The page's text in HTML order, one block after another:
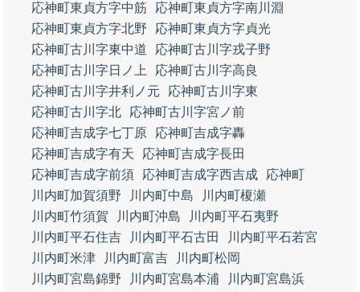
応神町東貞方字中筋
応神町東貞方字南川淵
応神町東貞方字北野
応神町東貞方字貞光
応神町古川字東中道
応神町古川字戎子野
応神町古川字日ノ上
応神町古川字高良
応神町古川字井利ノ元
応神町古川字東
応神町古川字北
応神町古川字宮ノ前
応神町吉成字七丁原
応神町吉成字轟
応神町吉成字有天
応神町吉成字長田
応神町吉成字前須
応神町吉成字西吉成
応神町
川内町加賀須野
川内町中島
川内町榎瀬
川内町竹須賀
川内町沖島
川内町平石夷野
川内町平石住吉
川内町平石古田
川内町平石若宮
川内町米津
川内町富吉
川内町松岡
川内町宮島錦野
川内町宮島本浦
川内町宮島浜